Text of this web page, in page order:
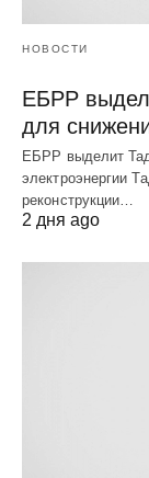
НОВОСТИ
ЕБРР
для
ЕБРР выделит
электроэнергии
реконструкции…
2 дня ago